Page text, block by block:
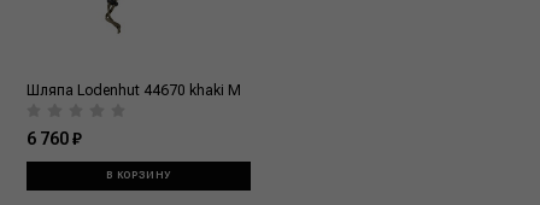
Шляпа Lodenhut 44670 khaki M
6 760 ₽
В КОРЗИНУ